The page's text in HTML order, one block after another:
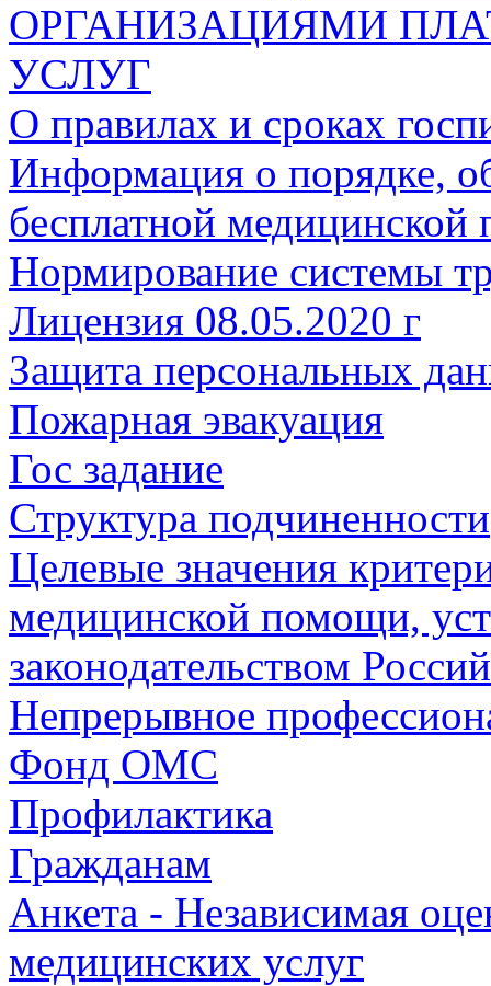
ОРГАНИЗАЦИЯМИ
УСЛУГ
О правилах и сроках
Информация о порядке,
бесплатной
Нормирование системы
Лицензия 08.05.2020 г
Защита персональных
Пожарная эвакуация
Гос задание
Структура подчиненности
Целевые значения
медицинской помощи,
законодательством
Непрерывное
Фонд ОМС
Профилактика
Гражданам
Анкета - Независимая
медицинских услуг